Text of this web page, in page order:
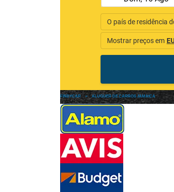
FINDYCAR » ALUGUER DE CARROS JAMAICA